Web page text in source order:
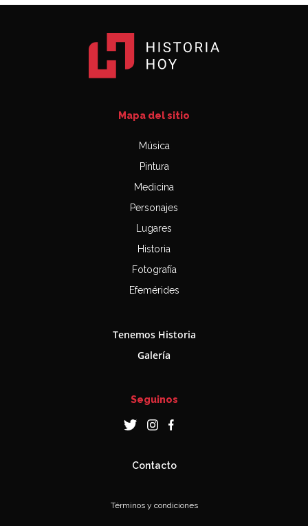
Mapa del sitio
Música
Pintura
Medicina
Personajes
Lugares
Historia
Fotografía
Efemérides
Tenemos Historia
Galería
Seguinos
Contacto
Términos y condiciones